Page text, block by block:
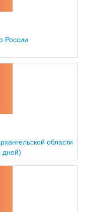
России
области
дней)